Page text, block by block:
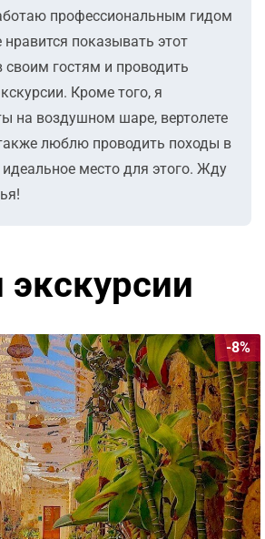
профессиональным гидом
показывать этот
своим гостям и проводить
Кроме того, я
на воздушном шаре, вертолете
люблю проводить походы в
место для этого. Жду
-8%